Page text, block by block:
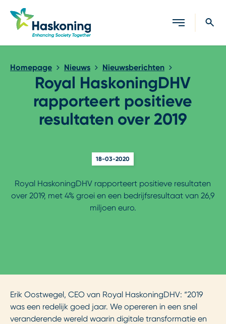
Sluiten
Homepage Nieuws Nieuwsberichten
Royal HaskoningDHV
rapporteert positieve
resultaten over 2019
18-03-2020
Royal HaskoningDHV rapporteert positieve resultaten
over 2019, met 4% groei en een bedrijfsresultaat van 26,9
miljoen euro.
Erik Oostwegel, CEO van Royal HaskoningDHV: “2019
was een redelijk goed jaar. We opereren in een snel
veranderende wereld waarin digitale transformatie en